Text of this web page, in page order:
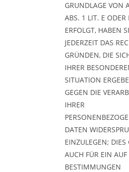
GRUNDLAGE VON
ABS. 1 LIT. E ODER
ERFOLGT, HABEN
JEDERZEIT DAS
GRÜNDEN, DIE
IHRER
SITUATION
GEGEN DIE
IHRER
DATEN
EINZULEGEN; DIES
AUCH FÜR EIN AUF
BESTIMMUNGEN